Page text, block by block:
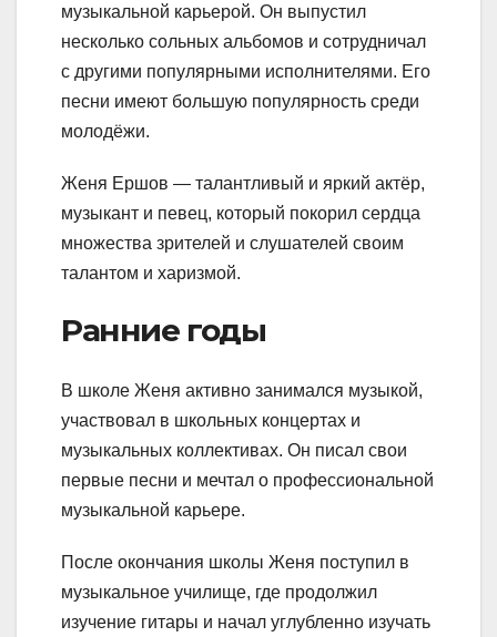
музыкальной карьерой. Он выпустил
несколько сольных альбомов и сотрудничал
с другими популярными исполнителями. Его
песни имеют большую популярность среди
молодёжи.
Женя Ершов — талантливый и яркий актёр,
музыкант и певец, который покорил сердца
множества зрителей и слушателей своим
талантом и харизмой.
Ранние годы
В школе Женя активно занимался музыкой,
участвовал в школьных концертах и
музыкальных коллективах. Он писал свои
первые песни и мечтал о профессиональной
музыкальной карьере.
После окончания школы Женя поступил в
музыкальное училище, где продолжил
изучение гитары и начал углубленно изучать